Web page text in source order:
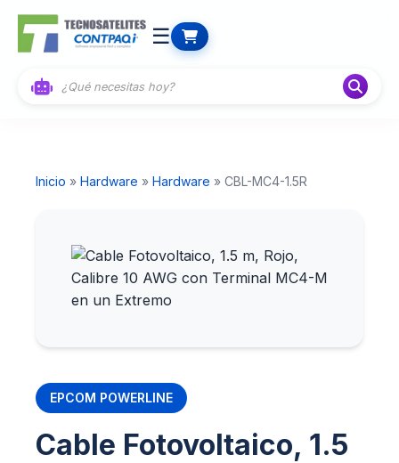
☰
Inicio » Hardware » Hardware » CBL-MC4-1.5R
EPCOM POWERLINE
Cable Fotovoltaico, 1.5